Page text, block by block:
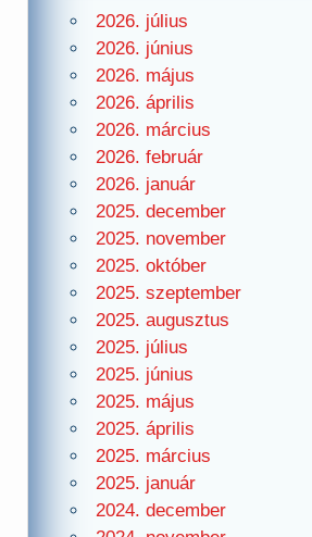
2026. július
2026. június
2026. május
2026. április
2026. március
2026. február
2026. január
2025. december
2025. november
2025. október
2025. szeptember
2025. augusztus
2025. július
2025. június
2025. május
2025. április
2025. március
2025. január
2024. december